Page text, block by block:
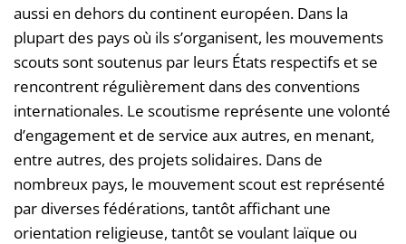
aussi en dehors du continent européen. Dans la
plupart des pays où ils s’organisent, les mouvements
scouts sont soutenus par leurs États respectifs et se
rencontrent régulièrement dans des conventions
internationales. Le scoutisme représente une volonté
d’engagement et de service aux autres, en menant,
entre autres, des projets solidaires. Dans de
nombreux pays, le mouvement scout est représenté
par diverses fédérations, tantôt affichant une
orientation religieuse, tantôt se voulant laïque ou